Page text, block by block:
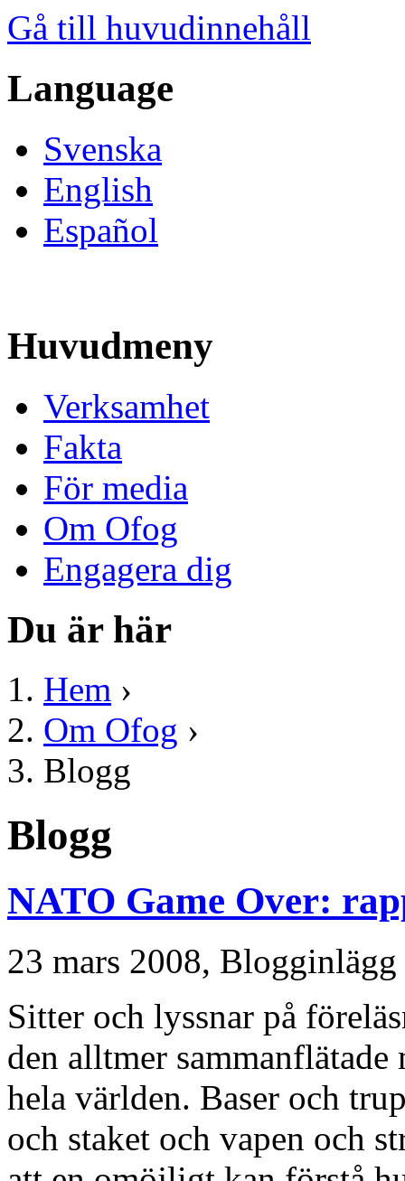
Gå till huvudinnehåll
Language
Svenska
English
Español
Huvudmeny
Verksamhet
Fakta
För media
Om Ofog
Engagera dig
Du är här
Hem ›
Om Ofog ›
Blogg
Blogg
NATO Game Over:
23 mars 2008, Blogginlägg
Sitter och lyssnar på
den alltmer
hela världen. Baser och
och staket och vapen och